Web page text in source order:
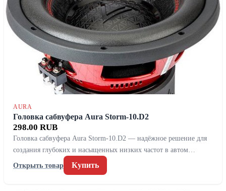
AURA
Головка сабвуфера Aura Storm-10.D2
298.00 RUB
Головка сабвуфера Aura Storm-10.D2 — надёжное решение для
создания глубоких и насыщенных низких частот в автом…
Открыть товар
Купить